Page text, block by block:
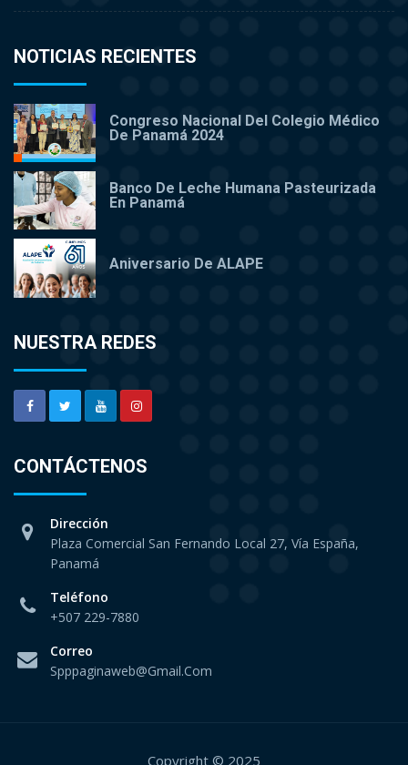
NOTICIAS RECIENTES
Congreso Nacional Del Colegio Médico
De Panamá 2024
Banco De Leche Humana Pasteurizada
En Panamá
Aniversario De ALAPE
NUESTRA REDES
CONTÁCTENOS
Dirección
Plaza Comercial San Fernando Local 27, Vía España,
Panamá
Teléfono
+507 229-7880
Correo
Spppaginaweb@gmail.com
Copyright © 2025